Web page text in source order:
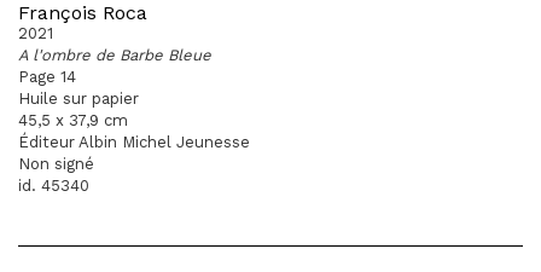
François Roca
2021
A l'ombre de Barbe Bleue
Page 14
Huile sur papier
45,5 x 37,9 cm
Éditeur Albin Michel Jeunesse
Non signé
id. 45340